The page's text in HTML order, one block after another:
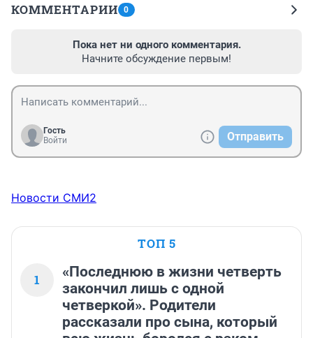
КОММЕНТАРИИ 0
Пока нет ни одного комментария.
Начните обсуждение первым!
Гость
Войти
Отправить
Новости СМИ2
ТОП 5
1
«Последнюю в жизни четверть
закончил лишь с одной
четверкой». Родители
рассказали про сына, который